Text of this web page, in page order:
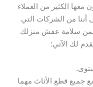
معها الكثير من العملاء
أننا من الشركات التي
سلامة عفش منزلك
لك الآتي:
قطع الأثاث مهما